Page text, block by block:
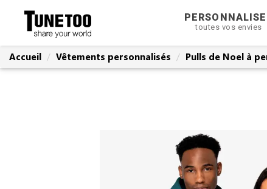
toutes vos envies
Accueil Vêtements personnalisés Pulls de Noel à